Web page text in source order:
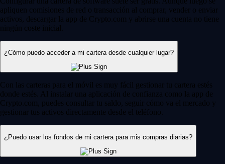
apliquen comisiones de red o transacción al comprar, vender o enviar
activos, descargar la app de Crypto.com y abrirse una cuenta no tiene
ningún coste inicial.
¿Cómo puedo acceder a mi cartera desde cualquier lugar?
Con las carteras para el móvil es muy fácil gestionar tu cartera estés
donde estés. Al instalar una aplicación de confianza como la app de
Crypto.com, puedes consultar tu saldo, seguir cómo va el mercado y
gestionar tus activos directamente desde el teléfono.
¿Puedo usar los fondos de mi cartera para mis compras diarias?